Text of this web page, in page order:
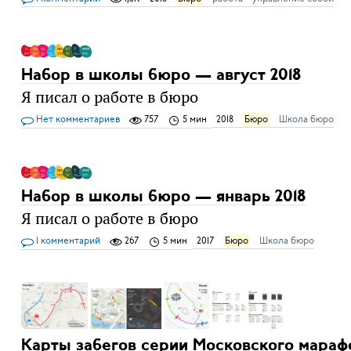
Набор в школы бюро — август 2018
Я писал о работе в бюро
Нет комментариев 757 5 мин 2018 Бюро Школа бюро
Набор в школы бюро — январь 2018
Я писал о работе в бюро
1 комментарий 267 5 мин 2017 Бюро Школа бюро
Карты забегов серии Московского